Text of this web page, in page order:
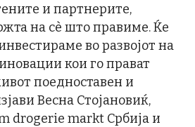
и партнерите,
на сè што правиме. Ќе
во развојот на
кои го прават
поедноставен и
Весна Стојановиќ,
drogerie markt Србија и